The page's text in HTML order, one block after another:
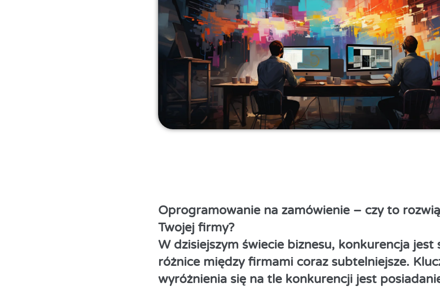
Oprogramowanie na zamówienie – czy to
Twojej firmy?
W dzisiejszym świecie biznesu, konkurencja jest
różnice między firmami coraz subtelniejsze.
wyróżnienia się na tle konkurencji jest